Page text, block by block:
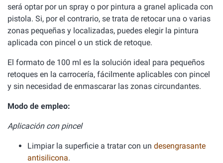
será optar por un spray o por pintura a granel aplicada con
pistola. Si, por el contrario, se trata de retocar una o varias
zonas pequeñas y localizadas, puedes elegir la pintura
aplicada con pincel o un stick de retoque.
El formato de 100 ml es la solución ideal para pequeños
retoques en la carrocería, fácilmente aplicables con pincel
y sin necesidad de enmascarar las zonas circundantes.
Modo de empleo:
Aplicación con pincel
Limpiar la superficie a tratar con un desengrasante
antisilicona.